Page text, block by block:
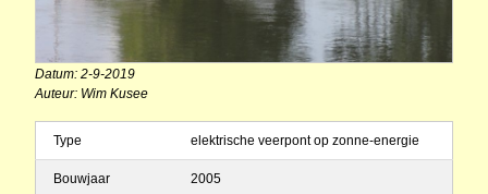
Datum: 2-9-2019
Auteur: Wim Kusee
Type elektrische veerpont op zonne-energie
Bouwjaar 2005